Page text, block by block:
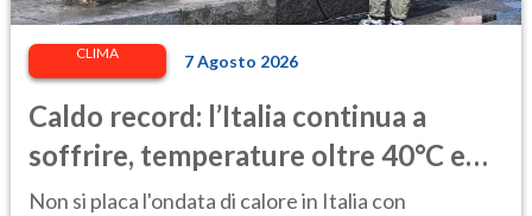
CLIMA 7 Agosto 2026
Caldo record: l’Italia continua a
soffrire, temperature oltre 40°C e
afa per altri 10 giorni
Non si placa l'ondata di calore in Italia con